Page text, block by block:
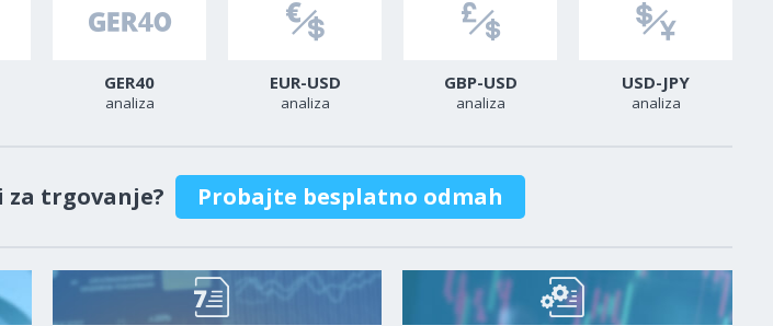
GER40
analiza
EUR-USD
analiza
GBP-USD
analiza
USD-JPY
analiza
za trgovanje? Probajte besplatno odmah